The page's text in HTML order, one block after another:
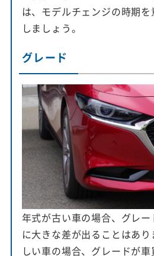
は、モデルチェンジの時期
しましょう。
グレード
年式が古い車の場合、グレ
に大きな差が出ることはあ
しい車の場合、グレードが